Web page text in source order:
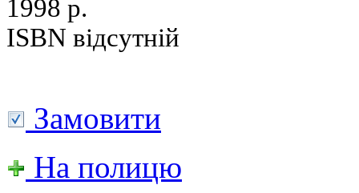
1998 р.
ISBN відсутній
Замовити
На полицю